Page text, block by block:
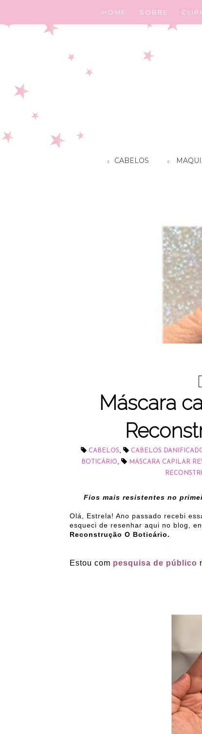
HOME SOBRE
CABELOS
Máscara
CABELOS CABELOS
BOTICÁRIO
MÁSCARA CAPILAR
Fios mais resistentes no
Olá, Estrela! Ano passado recebi
esqueci de resenhar aqui no blog,
Reconstrução O Boticário.
Estou com pesquisa de público